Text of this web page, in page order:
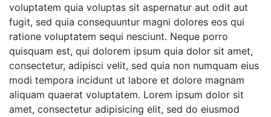
voluptatem quia voluptas sit aspernatur aut odit aut
fugit, sed quia consequuntur magni dolores eos qui
ratione voluptatem sequi nesciunt. Neque porro
quisquam est, qui dolorem ipsum quia dolor sit amet,
consectetur, adipisci velit, sed quia non numquam eius
modi tempora incidunt ut labore et dolore magnam
aliquam quaerat voluptatem. Lorem ipsum dolor sit
amet, consectetur adipisicing elit, sed do eiusmod